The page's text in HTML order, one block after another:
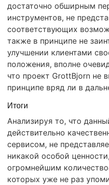
достаточно обширным
инструментов, не
соответствующих
также в принципе не
улучшении клиентами
положения, вполне
что проект GrottBjorn не
принципе вряд ли в
Итоги
Анализируя то, что
действительно
сервисом, не
никакой особой
огромнейшим
которых уже не раз